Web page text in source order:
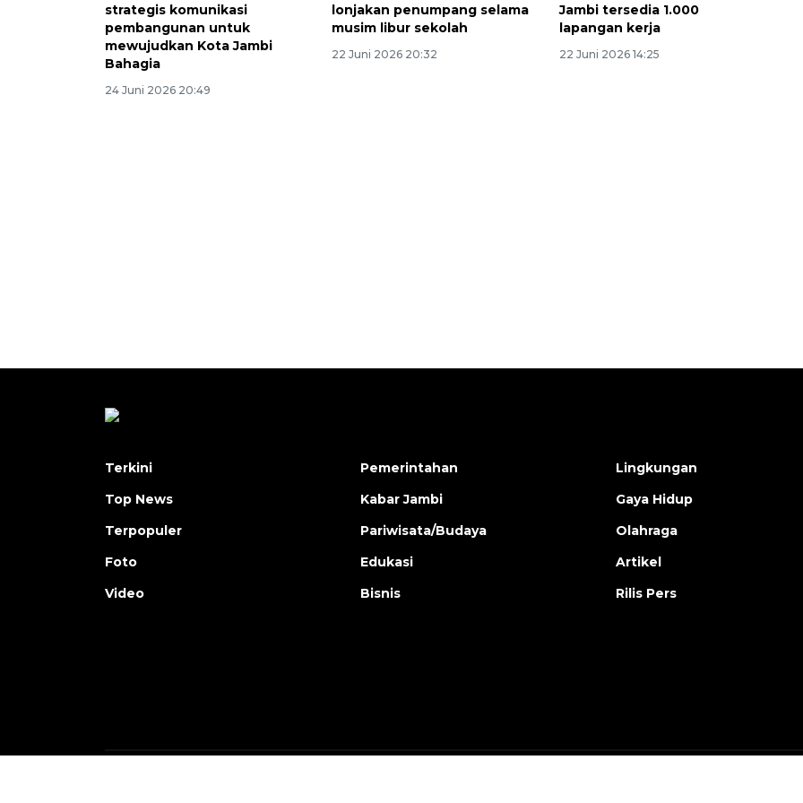
strategis komunikasi
pembangunan untuk
mewujudkan Kota Jambi
Bahagia
24 Juni 2026 20:49
lonjakan penumpang selama
musim libur sekolah
22 Juni 2026 20:32
Jambi tersedia 1.000
lapangan kerja
22 Juni 2026 14:25
Terkini
Top News
Terpopuler
Foto
Video
Pemerintahan
Kabar Jambi
Pariwisata/Budaya
Edukasi
Bisnis
Lingkungan
Gaya Hidup
Olahraga
Artikel
Rilis Pers